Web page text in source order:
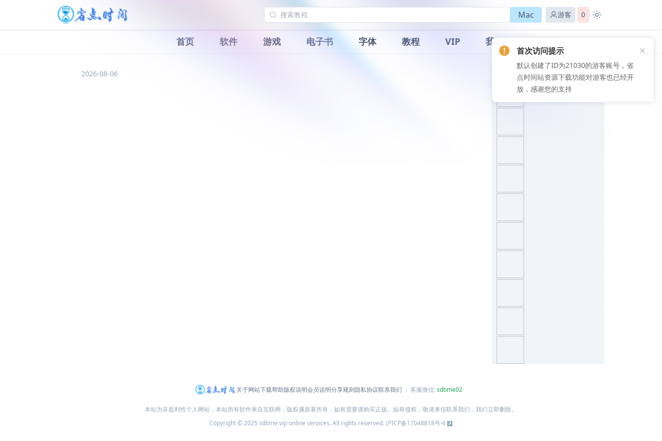
Mac 游客 0
首页 软件 游戏 电子书 字体 教程 VIP 我的
2026-08-06 推荐文章
关于网站下载帮助版权说明会员说明分享规则隐私协议联系我们 客服微信:sdtime02
本站为非盈利性个人网站，本站所有软件来自互联网，版权属原著所有，如有需要请购买正版。如有侵权，敬请来信联系我们，我们立即删除。
Copyright © 2025 sdtime.vip online services. All rights reserved.沪ICP备17048818号-6
首次访问提示
默认创建了ID为21030的游客账号，省
点时间站资源下载功能对游客也已经开
放，感谢您的支持